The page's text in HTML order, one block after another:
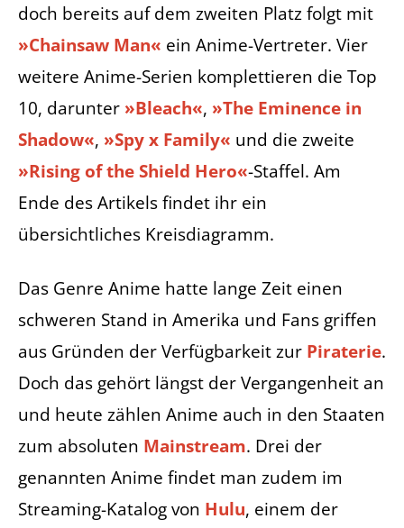
doch bereits auf dem zweiten Platz folgt mit
»Chainsaw Man« ein Anime-Vertreter. Vier
weitere Anime-Serien komplettieren die Top
10, darunter »Bleach«, »The Eminence in
Shadow«, »Spy x Family« und die zweite
»Rising of the Shield Hero«-Staffel. Am
Ende des Artikels findet ihr ein
übersichtliches Kreisdiagramm.
Das Genre Anime hatte lange Zeit einen
schweren Stand in Amerika und Fans griffen
aus Gründen der Verfügbarkeit zur Piraterie.
Doch das gehört längst der Vergangenheit an
und heute zählen Anime auch in den Staaten
zum absoluten Mainstream. Drei der
genannten Anime findet man zudem im
Streaming-Katalog von Hulu, einem der